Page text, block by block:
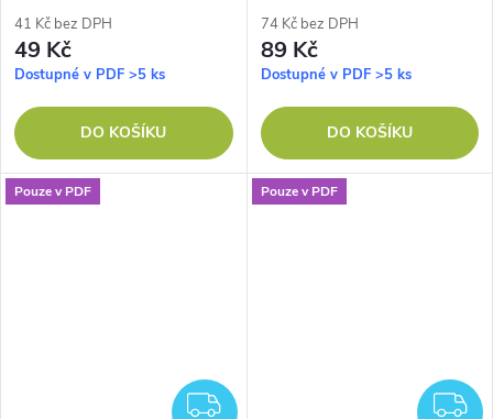
41 Kč bez DPH
49 Kč
Dostupné v PDF >5 ks
DO KOŠÍKU
74 Kč bez DPH
89 Kč
Dostupné v PDF >5 ks
DO KOŠÍKU
Pouze v PDF
ZDARMA
Pouze v PDF